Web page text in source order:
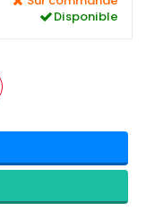
Disponible